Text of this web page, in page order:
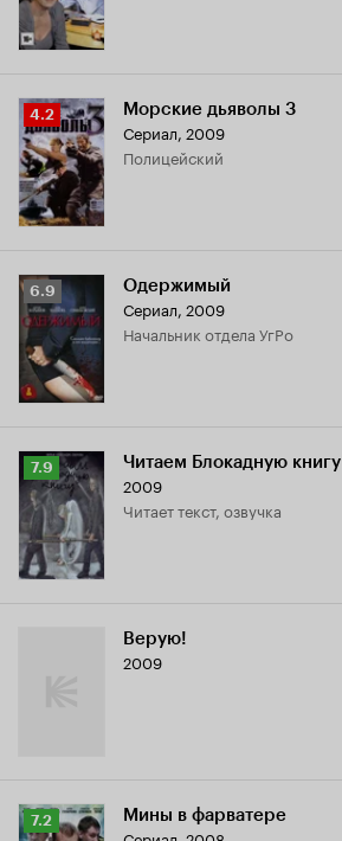
Рейтинг
Кинопоиска
4.2
4.2 Морские дьяволы 3
Сериал, 2009
полицейский
Рейтинг
Кинопоиска
6.9
6.9 Одержимый
Сериал, 2009
начальник отдела УгРо
Рейтинг
Кинопоиска
7.9
7.9 Читаем Блокадную книгу
2009
читает текст, озвучка
Верую!
2009
Рейтинг
7.2 Мины в фарватере